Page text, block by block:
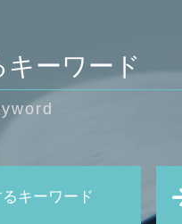
ーワード
キーワード